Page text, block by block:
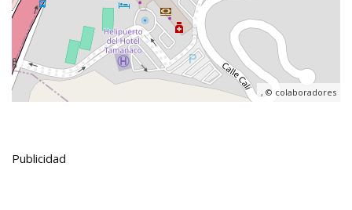
, © colaboradores
Publicidad